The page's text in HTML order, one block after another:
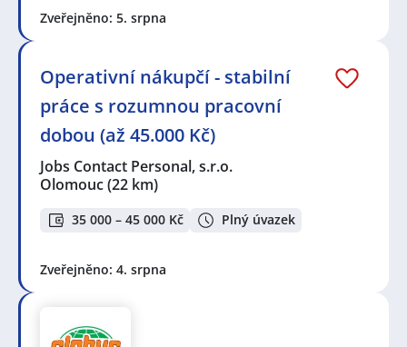
Zveřejněno: 5. srpna
Operativní nákupčí - stabilní
práce s rozumnou pracovní
dobou (až 45.000 Kč)
Jobs Contact Personal, s.r.o.
Olomouc(22 km)
35 000 – 45 000 Kč Plný úvazek
Zveřejněno: 4. srpna